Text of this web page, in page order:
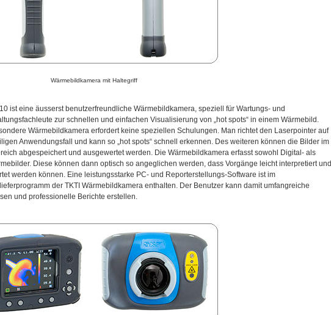
Wärmebildkamera mit Haltegriff
ist eine äusserst benutzerfreundliche Wärmebildkamera, speziell für Wartungs- und
zur schnellen und einfachen Visualisierung von „hot spots“ in einem Wärmebild.
Wärmebildkamera erfordert keine speziellen Schulungen. Man richtet den Laserpointer auf
Anwendungsfall und kann so „hot spots“ schnell erkennen. Des weiteren können die Bilder im
abgespeichert und ausgewertet werden. Die Wärmebildkamera erfasst sowohl Digital- als
Diese können dann optisch so angeglichen werden, dass Vorgänge leicht interpretiert und
werden können. Eine leistungsstarke PC- und Reporterstellungs-Software ist im
der TKTI Wärmebildkamera enthalten. Der Benutzer kann damit umfangreiche
und professionelle Berichte erstellen.